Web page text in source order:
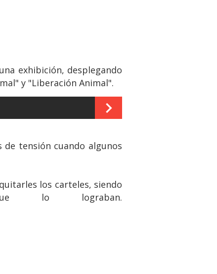
exhibición, desplegando
y "Liberación Animal".
tensión cuando algunos
los carteles, siendo
lo lograban.